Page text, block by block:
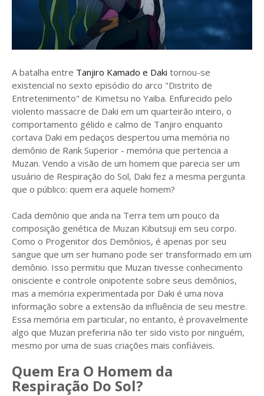
A batalha entre Tanjiro Kamado e Daki tornou-se
existencial no sexto episódio do arco "Distrito de
Entretenimento" de Kimetsu no Yaiba. Enfurecido pelo
violento massacre de Daki em um quarteirão inteiro, o
comportamento gélido e calmo de Tanjiro enquanto
cortava Daki em pedaços despertou uma memória no
demônio de Rank Superior - memória que pertencia a
Muzan. Vendo a visão de um homem que parecia ser um
usuário de Respiração do Sol, Daki fez a mesma pergunta
que o público: quem era aquele homem?
Cada demônio que anda na Terra tem um pouco da
composição genética de Muzan Kibutsuji em seu corpo.
Como o Progenitor dos Demônios, é apenas por seu
sangue que um ser humano pode ser transformado em um
demônio. Isso permitiu que Muzan tivesse conhecimento
onisciente e controle onipotente sobre seus demônios,
mas a memória experimentada por Daki é uma nova
informação sobre a extensão da influência de seu mestre.
Essa memória em particular, no entanto, é provavelmente
algo que Muzan preferiria não ter sido visto por ninguém,
mesmo por uma de suas criações mais confiáveis.
Quem Era O Homem da
Respiração Do Sol?